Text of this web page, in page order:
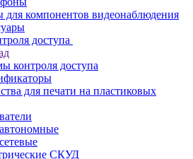
компонентов видеонаблюдения
доступа
контроля доступа
для печати на пластиковых
СКУД